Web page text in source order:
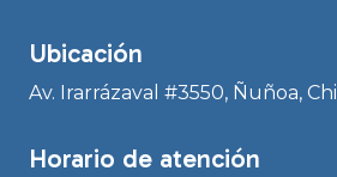
Ubicación
Av. Irarrázaval #3550, Ñuñoa,
Horario de atención